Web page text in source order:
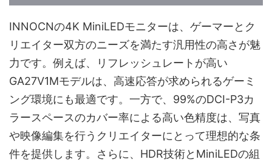
INNOCNの4K MiniLEDモニターは、ゲーマーとク
リエイター双方のニーズを満たす汎用性の高さが魅
力です。例えば、リフレッシュレートが高い
GA27V1Mモデルは、高速応答が求められるゲーミ
ング環境にも最適です。一方で、99%のDCI-P3カ
ラースペースのカバー率による高い色精度は、写真
や映像編集を行うクリエイターにとって理想的な条
件を提供します。さらに、HDR技術とMiniLEDの組